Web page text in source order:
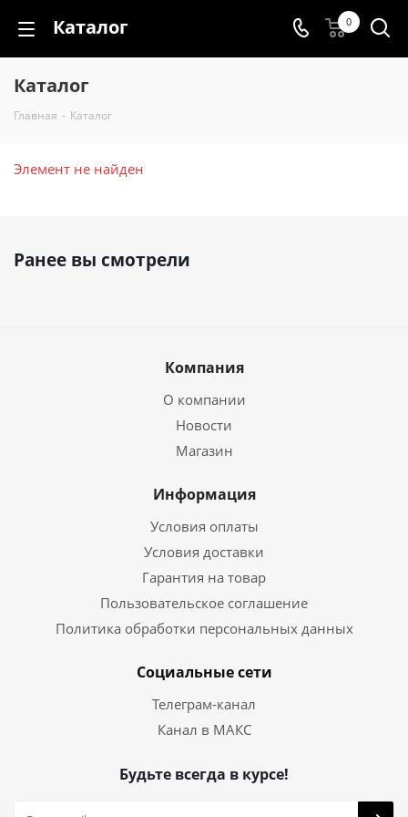
Каталог 0
Каталог
Главная - Каталог
Элемент не найден
Ранее вы смотрели
Компания
О компании
Новости
Магазин
Информация
Условия оплаты
Условия доставки
Гарантия на товар
Пользовательское соглашение
Политика обработки персональных данных
Социальные сети
Телеграм-канал
Канал в МАКС
Будьте всегда в курсе!